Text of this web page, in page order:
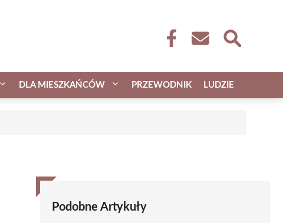
DLA MIESZKAŃCÓW PRZEWODNIK LUDZIE
Podobne Artykuły